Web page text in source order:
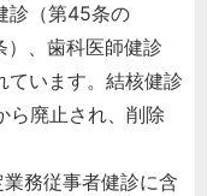
診（第45条の
）、歯科医師健診
ています。結核健診
ら廃止され、削除
務従事者健診に含